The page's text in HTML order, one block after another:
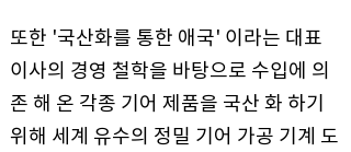
또한 '국산화를 통한 애국' 이라는 대표
이사의 경영 철학을 바탕으로 수입에 의
존 해 온 각종 기어 제품을 국산 화 하기
위해 세계 유수의 정밀 기어 가공 기계 도